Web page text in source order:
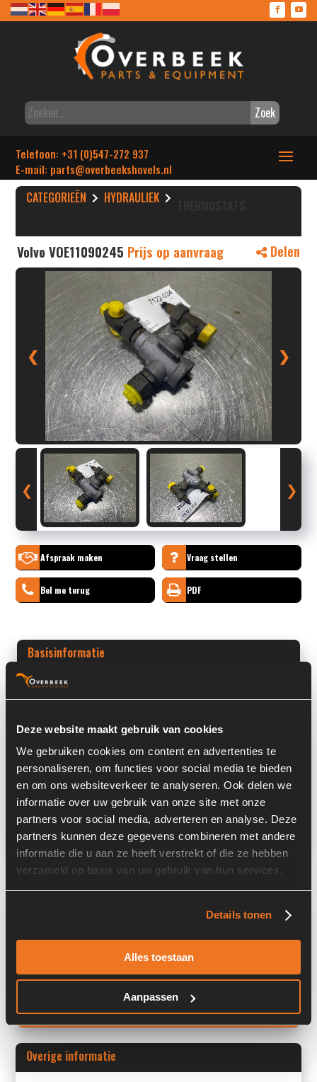
Deze website maakt gebruik van cookies
We gebruiken cookies om content en advertenties te
personaliseren, om functies voor social media te bieden
en om ons websiteverkeer te analyseren. Ook delen we
informatie over uw gebruik van onze site met onze
partners voor social media, adverteren en analyse. Deze
partners kunnen deze gegevens combineren met andere
informatie die u aan ze heeft verstrekt of die ze hebben
verzameld op basis van uw gebruik van hun services.
Details tonen
Alles toestaan
Aanpassen
Zoek
Telefoon: +31 (0)547-272 937
E-mail: parts@overbeekshovels.nl
CATEGORIEËN HYDRAULIEK
Volvo VOE11090245 Prijs op aanvraag Delen
❮ ❯
❮ ❯
Afspraak maken Vraag stellen
Bel me terug PDF
Basisinformatie
Voorraad nummer:
Machine Type:
L30D
Onderdeel Merk:
Volvo
Onderdeel Type:
VOE11090245
Onderdeel nummer:
VOE11090245 / ZM4373229
Past op de volgende machines:
Volvo L 30 D
Overige informatie